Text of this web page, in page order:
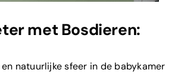
met Bosdieren:
natuurlijke sfeer in de babykamer